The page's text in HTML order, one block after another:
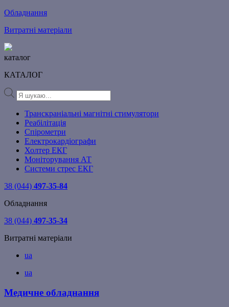
Обладнання
Витратні матеріали
каталог
КАТАЛОГ
Products
search
Транскраніальні магнітні стимулятори
Реабілітація
Спірометри
Електрокардіографи
Холтер ЕКГ
Моніторування АТ
Системи стрес ЕКГ
38 (044) 497-35-84
Обладнання
38 (044) 497-35-34
Витратні матеріали
ua
ua
Медичне обладнання